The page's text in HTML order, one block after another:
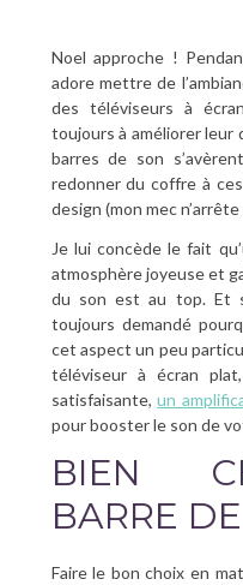
Noel approche !
adore mettre de
des téléviseurs à
toujours à améliorer leur
barres de son
redonner du coffre à
design (mon mec
Je lui concède le fait
atmosphère joyeuse et
du son est au top. Et
toujours demandé
cet aspect un peu
téléviseur à écran
satisfaisante,un
pour booster le son de
BIEN
BARRE
Faire le bon choix en